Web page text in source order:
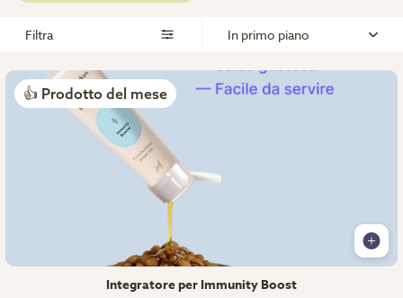
Filtra In primo piano
👍 Prodotto del mese
Integratore per Immunity Boost